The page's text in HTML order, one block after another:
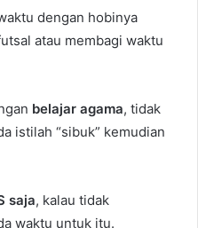
dengan hobinya
atau membagi waktu
belajar agama, tidak
istilah “sibuk” kemudian
saja, kalau tidak
waktu untuk itu.